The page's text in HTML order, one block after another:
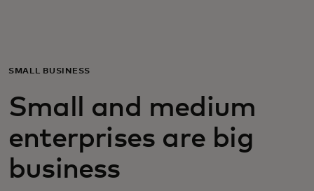
For bedrifter
For verden
For innovatører
SMALL BUSINESS
Small and medium
enterprises are big
business